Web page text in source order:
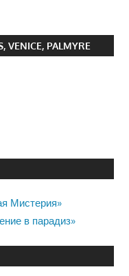
VENICE, PALMYRE
Мистерия»
в парадиз»